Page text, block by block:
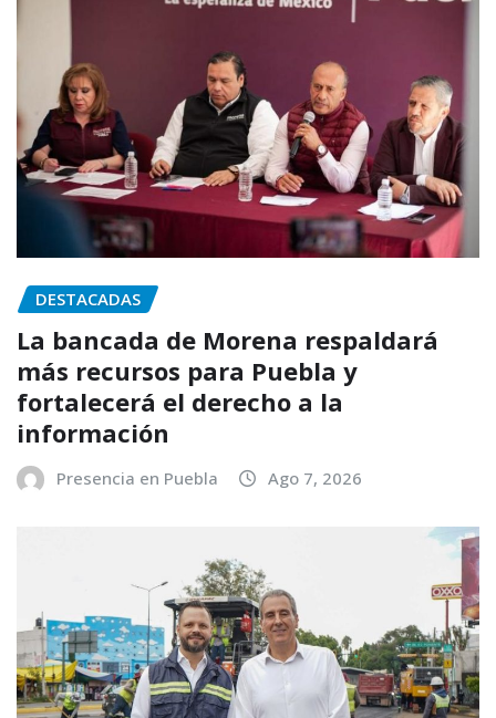
DESTACADAS
La bancada de Morena respaldará
más recursos para Puebla y
fortalecerá el derecho a la
información
Presencia en Puebla Ago 7, 2026